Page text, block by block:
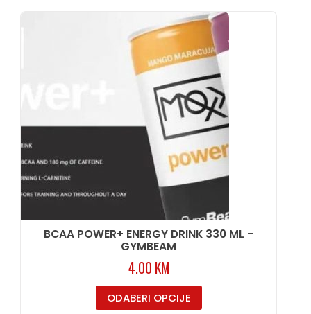
BCAA POWER+ ENERGY DRINK 330 ML –
GYMBEAM
4.00 KM
ODABERI OPCIJE